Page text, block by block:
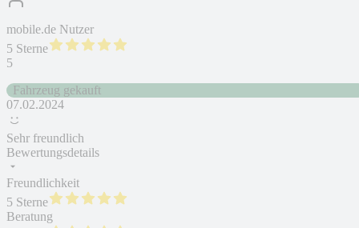
mobile.de Nutzer
5 Sterne
5
Fahrzeug gekauft
07.02.2024
Sehr freundlich
Bewertungsdetails
Freundlichkeit
5 Sterne
Beratung